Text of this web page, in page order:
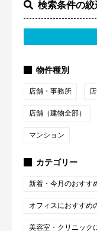
検索条件の絞
物件種別
店舗・事務所
店舗（建物全部）
マンション
カテゴリー
新着・今月のおすす
オフィスにおすすめ
美容室・クリニック